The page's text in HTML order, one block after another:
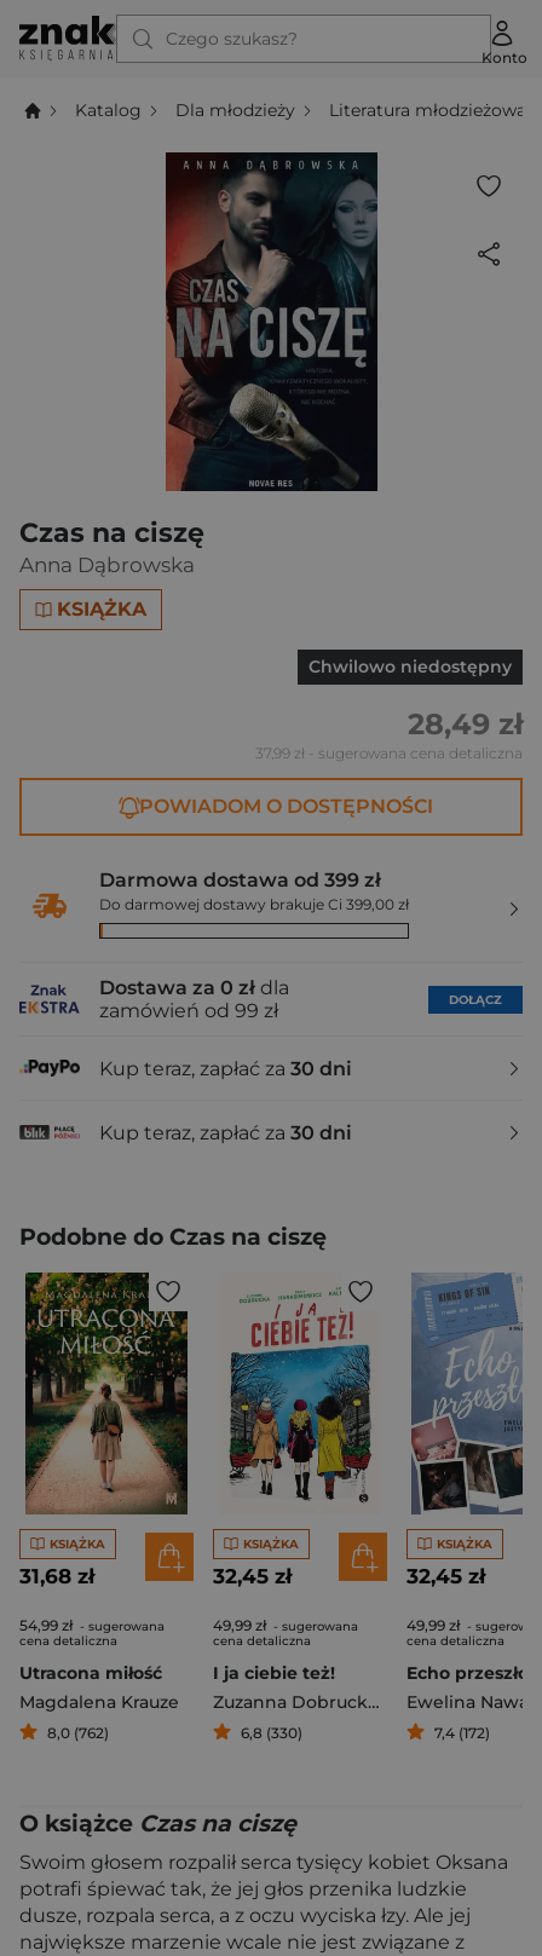
Czego szukasz?
Konto
Katalog Dla młodzieży Literatura młodzieżowa
Czas na ciszę
Anna Dąbrowska
KSIĄŻKA
Chwilowo niedostępny
28,49 zł
37,99 zł - sugerowana cena detaliczna
POWIADOM O DOSTĘPNOŚCI
Darmowa dostawa od 399 zł
Do darmowej dostawy brakuje Ci 399,00 zł
Dostawa za 0 zł dla
zamówień od 99 zł
DOŁĄCZ
Kup teraz, zapłać za 30 dni
Kup teraz, zapłać za 30 dni
Podobne do Czas na ciszę
KSIĄŻKA
31,68 zł
54,99 zł - sugerowana
cena detaliczna
Utracona miłość
Magdalena Krauze
8,0 (762)
KSIĄŻKA
32,45 zł
49,99 zł - sugerowana
cena detaliczna
I ja ciebie też!
Zuzanna Dobrucka, Beata
6,8 (330)
KSIĄŻKA
32,45 zł
49,99 zł -
cena detaliczna
Echo
Ewelina
7,4 (172)
O książce Czas na ciszę
Swoim głosem rozpalił serca tysięcy kobiet Oksana
potrafi śpiewać tak, że jej głos przenika ludzkie
dusze, rozpala serca, a z oczu wyciska łzy. Ale jej
największe marzenie wcale nie jest związane z